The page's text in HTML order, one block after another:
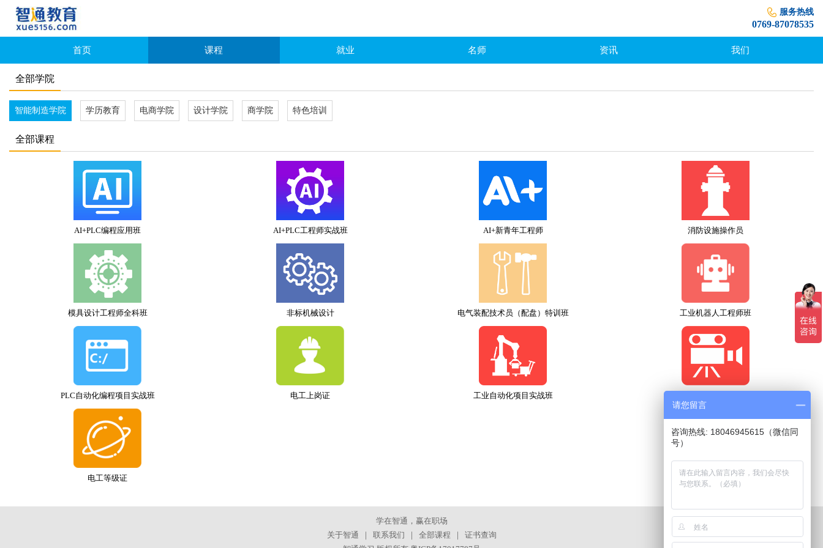
服务热线
0769-87078535
首页 课程 就业 名师 资讯 我们
全部学院
智能制造学院 学历教育 电商学院 设计学院 商学院 特色培训
全部课程
AI+PLC编程应用班 AI+PLC工程师实战班 AI+新青年工程师 消防设施操作员
模具设计工程师全科班 非标机械设计 电气装配技术员（配盘）特训班 工业机器人工程师班
PLC自动化编程项目实战班 电工上岗证 工业自动化项目实战班
电工等级证
学在智通，赢在职场
关于智通
｜ 联系我们 ｜ 全部课程 ｜
证书查询
请您留言
咨询热线: 18046945615（微信同
号）